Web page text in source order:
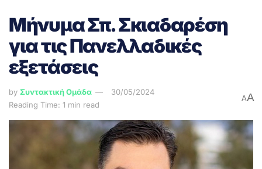
Μήνυμα Σπ. Σκιαδαρέση
για τις Πανελλαδικές
εξετάσεις
by Συντακτική Ομάδα
30/05/2024
Reading Time: 1 min read
AA